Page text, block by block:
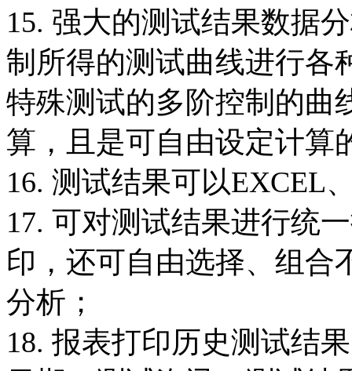
15. 强大的测试结果数据
制所得的测试曲线进行各
特殊测试的多阶控制的曲
算，且是可自由设定计算
16. 测试结果可以EXCEL
17. 可对测试结果进行统
印，还可自由选择、组合
分析；
18. 报表打印历史测试结